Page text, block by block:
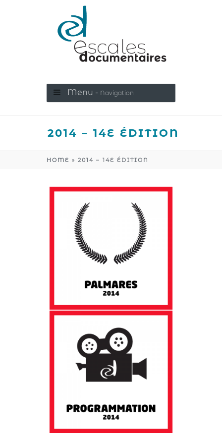
Menu - Navigation
2014 – 14E ÉDITION
HOME » 2014 – 14E ÉDITION